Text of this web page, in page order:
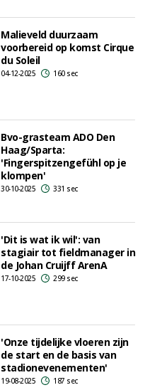
Malieveld duurzaam
voorbereid op komst Cirque
du Soleil
04-12-2025 160 sec
Bvo-grasteam ADO Den
Haag/Sparta:
'Fingerspitzengefühl op je
klompen'
30-10-2025 331 sec
'Dit is wat ik wil': van
stagiair tot fieldmanager in
de Johan Cruijff ArenA
17-10-2025 299 sec
'Onze tijdelijke vloeren zijn
de start en de basis van
stadionevenementen'
19-08-2025 187 sec